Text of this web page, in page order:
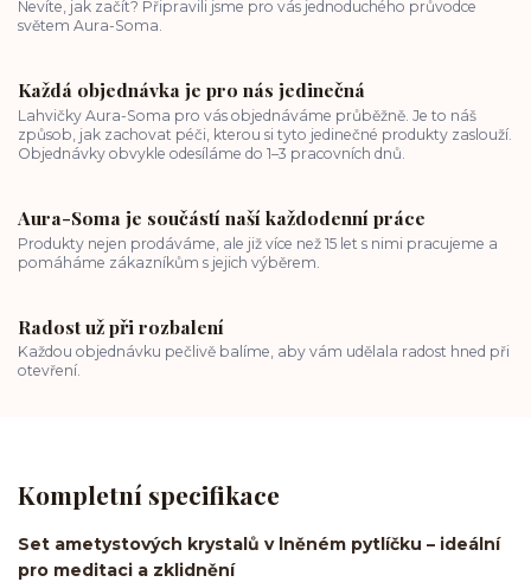
Nevíte, jak začít? Připravili jsme pro vás jednoduchého průvodce
světem Aura-Soma.
Každá objednávka je pro nás jedinečná
Lahvičky Aura-Soma pro vás objednáváme průběžně. Je to náš
způsob, jak zachovat péči, kterou si tyto jedinečné produkty zaslouží.
Objednávky obvykle odesíláme do 1–3 pracovních dnů.
Aura-Soma je součástí naší každodenní práce
Produkty nejen prodáváme, ale již více než 15 let s nimi pracujeme a
pomáháme zákazníkům s jejich výběrem.
Radost už při rozbalení
Každou objednávku pečlivě balíme, aby vám udělala radost hned při
otevření.
Kompletní specifikace
Set ametystových krystalů v lněném pytlíčku – ideální
pro meditaci a zklidnění